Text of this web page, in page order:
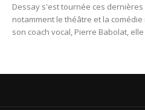
Dessay s'est tournée ces
notamment le théâtre et la comédie
son coach vocal, Pierre Babolat,